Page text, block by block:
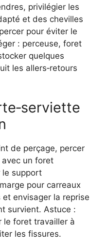
privilégier les
et des chevilles
pour éviter le
: perceuse, foret
quelques
les allers‑retours
de perçage, percer
avec un foret
le support
pour carreaux
envisager la reprise
survient. Astuce :
le foret travailler à
les fissures.